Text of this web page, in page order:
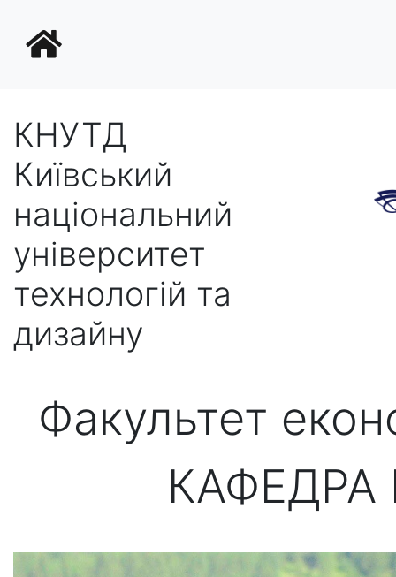
КНУТД
Київський
національний
університет
технологій та
дизайну
Факультет